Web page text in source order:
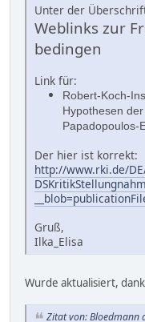
Unter der
Weblinks zur
bedingen
Link für:
Robert-Koch-
Hypothesen
Papadopoulos-
Der hier ist korrekt:
http://www.rki.de/
Gruß,
Ilka_Elisa
Wurde aktualisiert,
Zitat von: Bloedmann